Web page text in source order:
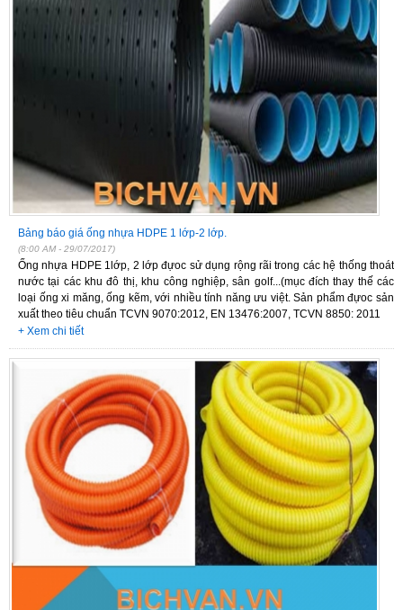
Bảng báo giá ống nhựa HDPE 1 lớp-2 lớp.
(8:00 AM - 29/07/2017)
Ống nhựa HDPE 1lớp, 2 lớp đựoc sử dụng rộng rãi trong các hệ thống thoát
nước tại các khu đô thị, khu công nghiệp, sân golf...(mục đích thay thế các
loại ống xi măng, ống kẽm, với nhiều tính năng ưu việt. Sản phẩm đựoc sản
xuất theo tiêu chuẩn TCVN 9070:2012, EN 13476:2007, TCVN 8850: 2011
+ Xem chi tiết